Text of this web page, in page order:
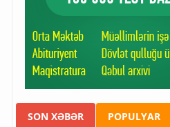
SON XƏBƏR POPULYAR